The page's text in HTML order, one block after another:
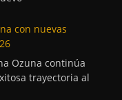
con nuevas
Ozuna continúa
trayectoria al